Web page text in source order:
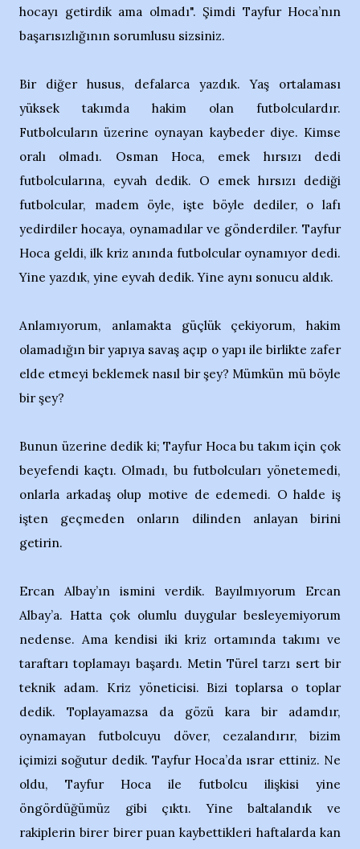
hocayı getirdik ama olmadı". Şimdi Tayfur Hoca’nın
başarısızlığının sorumlusu sizsiniz.
Bir diğer husus, defalarca yazdık. Yaş ortalaması
yüksek takımda hakim olan futbolculardır.
Futbolcuların üzerine oynayan kaybeder diye. Kimse
oralı olmadı. Osman Hoca, emek hırsızı dedi
futbolcularına, eyvah dedik. O emek hırsızı dediği
futbolcular, madem öyle, işte böyle dediler, o lafı
yedirdiler hocaya, oynamadılar ve gönderdiler. Tayfur
Hoca geldi, ilk kriz anında futbolcular oynamıyor dedi.
Yine yazdık, yine eyvah dedik. Yine aynı sonucu aldık.
Anlamıyorum, anlamakta güçlük çekiyorum, hakim
olamadığın bir yapıya savaş açıp o yapı ile birlikte zafer
elde etmeyi beklemek nasıl bir şey? Mümkün mü böyle
bir şey?
Bunun üzerine dedik ki; Tayfur Hoca bu takım için çok
beyefendi kaçtı. Olmadı, bu futbolcuları yönetemedi,
onlarla arkadaş olup motive de edemedi. O halde iş
işten geçmeden onların dilinden anlayan birini
getirin.
Ercan Albay’ın ismini verdik. Bayılmıyorum Ercan
Albay’a. Hatta çok olumlu duygular besleyemiyorum
nedense. Ama kendisi iki kriz ortamında takımı ve
taraftarı toplamayı başardı. Metin Türel tarzı sert bir
teknik adam. Kriz yöneticisi. Bizi toplarsa o toplar
dedik. Toplayamazsa da gözü kara bir adamdır,
oynamayan futbolcuyu döver, cezalandırır, bizim
içimizi soğutur dedik. Tayfur Hoca’da ısrar ettiniz. Ne
oldu, Tayfur Hoca ile futbolcu ilişkisi yine
öngördüğümüz gibi çıktı. Yine baltalandık ve
rakiplerin birer birer puan kaybettikleri haftalarda kan